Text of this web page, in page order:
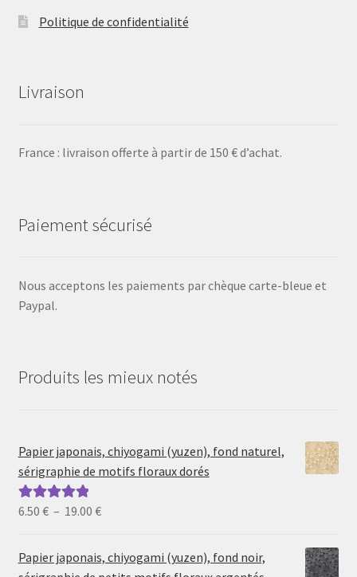
Politique de confidentialité
Livraison
France : livraison offerte à partir de 150 € d’achat.
Paiement sécurisé
Nous acceptons les paiements par chèque carte-bleue et
Paypal.
Produits les mieux notés
Papier japonais, chiyogami (yuzen), fond naturel,
sérigraphie de motifs floraux dorés
Note5.00sur
6.50 € – 19.00 €Plage
prix :
6.50 €
Papier japonais, chiyogami (yuzen), fond noir,